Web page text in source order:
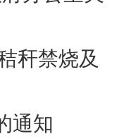
秆禁烧及
通知